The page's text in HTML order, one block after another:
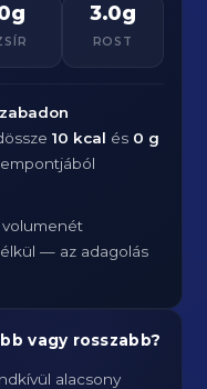
3.0g
ROST
10 kcal és 0 g
volumenét
— az adagolás
vagy rosszabb?
alacsony